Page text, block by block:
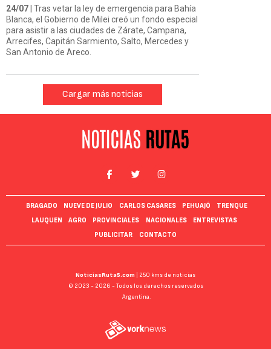
24/07 | Tras vetar la ley de emergencia para Bahía
Blanca, el Gobierno de Milei creó un fondo especial
para asistir a las ciudades de Zárate, Campana,
Arrecifes, Capitán Sarmiento, Salto, Mercedes y
San Antonio de Areco.
Cargar más noticias
BRAGADO NUEVE DE JULIO CARLOS CASARES PEHUAJÓ
TRENQUE
LAUQUEN
AGRO PROVINCIALES NACIONALES
ENTREVISTAS
PUBLICITAR
CONTACTO
NoticiasRuta5.com
| 250 kms de noticias
© 2023 - 2026 - Todos los derechos reservados
Argentina.